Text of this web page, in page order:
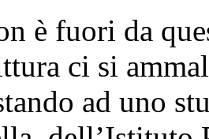
è fuori da
ci si
ad uno